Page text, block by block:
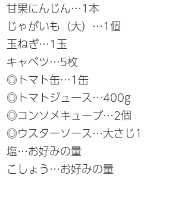
甘果にんじん…1本
じゃがいも（大）…1個
玉ねぎ…1玉
キャベツ…5枚
◎トマト缶…1缶
◎トマトジュース…400g
◎コンソメキューブ…2個
◎ウスターソース…大さじ1
塩…お好みの量
こしょう…お好みの量